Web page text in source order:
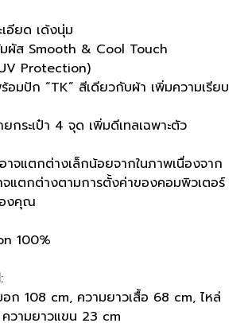
เอียด เด้งนุ่ม
มผัส Smooth & Cool Touch
Protection)
อมปัก “TK” สีเดียวกับผ้า เพิ่มความเรียบ
กระเป๋า 4 จุด เพิ่มดีเทลเฉพาะตัว
จแตกต่างเล็กน้อยจากในภาพเนื่องจาก
แตกต่างตามการตั้งค่าของคอมพิวเตอร์
งคุณ
100%
:
อก 108 cm, ความยาวเสื้อ 68 cm, ไหล่
วามยาวแขน 23 cm